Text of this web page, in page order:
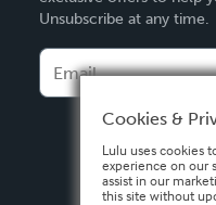
Français
Español
Unsubscribe at any time.
Cookies &
Lulu uses cookies
experience on our
assist in our
this site without